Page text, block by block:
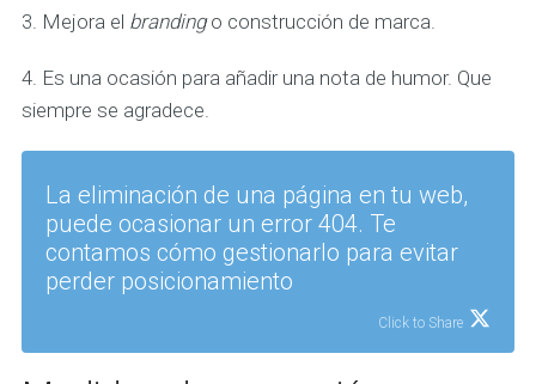
3. Mejora el brandingo construcción de marca.
4. Es una ocasión para añadir una nota de humor. Que
siempre se agradece.
La eliminación de una página en tu web,
puede ocasionar un error 404. Te
contamos cómo gestionarlo para evitar
perder posicionamiento
Click to Share